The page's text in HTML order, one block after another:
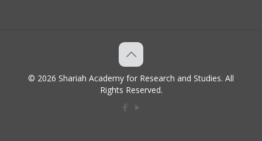
© 2026 Shariah Academy for Research and Studies. All
Rights Reserved.